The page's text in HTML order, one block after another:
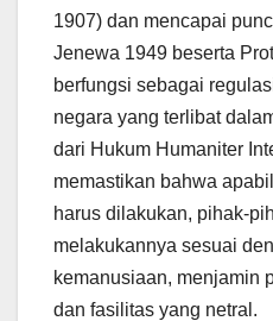
1907) dan mencapai
Jenewa 1949 beserta
berfungsi sebagai
negara yang terlibat
dari Hukum Humaniter
memastikan bahwa
harus dilakukan, pihak-
melakukannya sesuai
kemanusiaan, menjamin
dan fasilitas yang netral.